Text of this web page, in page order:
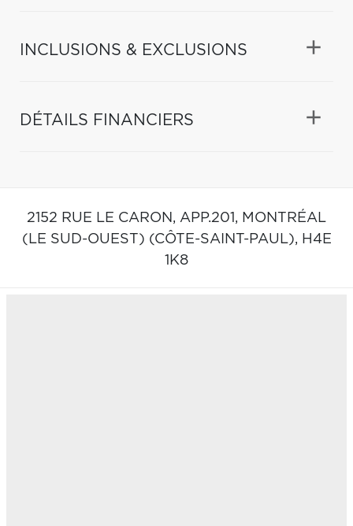
INCLUSIONS & EXCLUSIONS
DÉTAILS FINANCIERS
2152 RUE LE CARON, APP.201, MONTRÉAL
(LE SUD-OUEST) (CÔTE-SAINT-PAUL), H4E
1K8